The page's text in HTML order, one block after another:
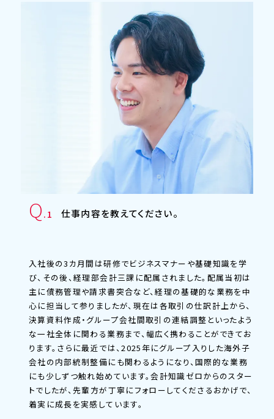
Q.1 仕事内容を教えてください。
入社後の3カ月間は研修でビジネスマナーや基礎知識を学
び、その後、経理部会計三課に配属されました。配属当初は
主に債務管理や請求書突合など、経理の基礎的な業務を中
心に担当して参りましたが、現在は各取引の仕訳計上から、
決算資料作成・グループ会社間取引の連結調整といったよう
な一社全体に関わる業務まで、幅広く携わることができてお
ります。さらに最近では、2025年にグループ入りした海外子
会社の内部統制整備にも関わるようになり、国際的な業務
にも少しずつ触れ始めています。会計知識ゼロからのスター
トでしたが、先輩方が丁寧にフォローしてくださるおかげで、
着実に成長を実感しています。